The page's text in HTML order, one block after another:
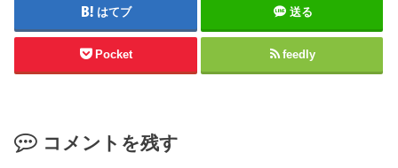
はてブ 送る
Pocket feedly
コメントを残す